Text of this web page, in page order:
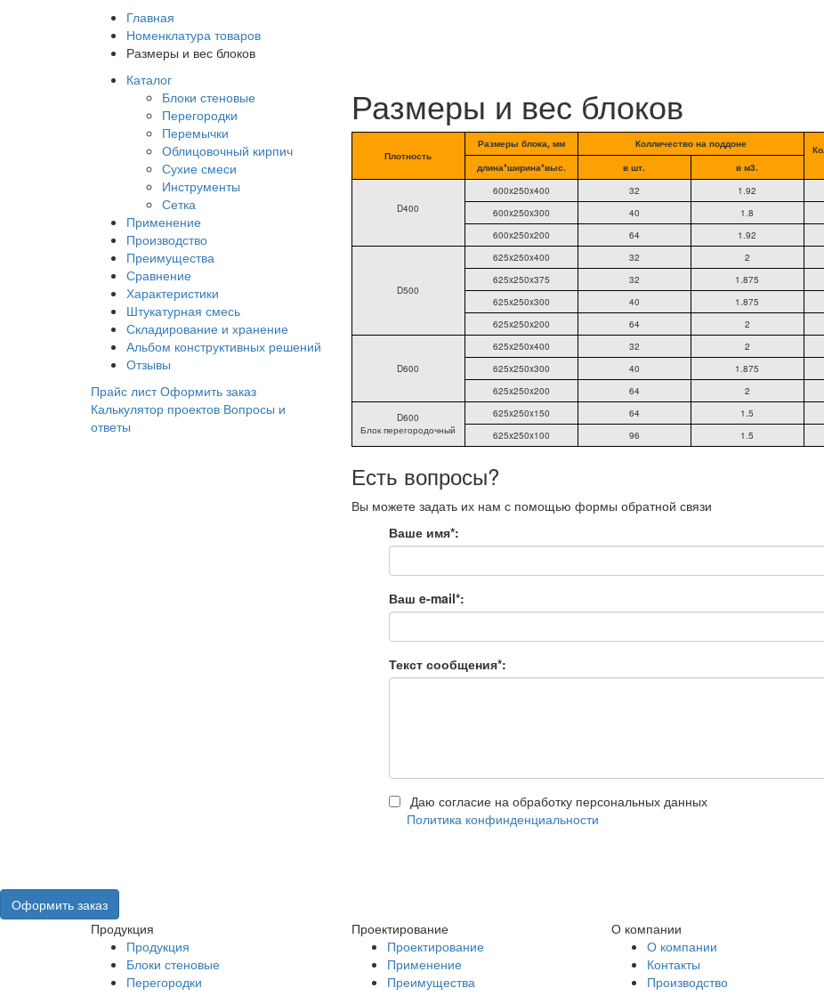
Главная
Номенклатура товаров
Размеры и вес блоков
Каталог
Блоки стеновые
Перегородки
Перемычки
Облицовочный кирпич
Сухие смеси
Инструменты
Сетка
Применение
Производство
Преимущества
Сравнение
Характеристики
Штукатурная смесь
Складирование и хранение
Альбом конструктивных решений
Отзывы
Прайс лист Оформить заказ
Калькулятор проектов Вопросы и
ответы
Размеры и вес блоков
Плотность
Размеры блока, мм Колличество на поддоне
длина*ширина*выс. в шт. в м3.
D400
600x250x400 32 1.92
600x250x300
40 1.8
600x250x200
64 1.92
D500
625x250x400 32 2
625x250x375
32 1.875
625x250x300
40 1.875
625x250x200
64 2
D600
625x250x400 32 2
625x250x300
40 1.875
625x250x200
64 2
D600
Блок перегородочный
625x250x150 64 1.5
625x250x100
96 1.5
Есть вопросы?
Вы можете задать их нам с помощью формы обратной связи
Ваше имя*:
Ваш e-mail*:
Текст сообщения*:
Даю согласие на обработку персональных данных
Политика конфинденциальности
Оформить заказ
Продукция
Продукция
Блоки стеновые
Перегородки
Проектирование
Проектирование
Применение
Преимущества
О компании
О компании
Контакты
Производство